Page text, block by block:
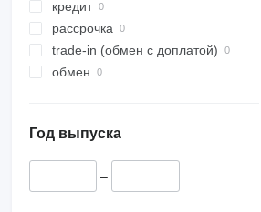
трубки форсунок
кредит
рассрочка
trade-in (обмен с доплатой)
обмен
Год выпуска
–